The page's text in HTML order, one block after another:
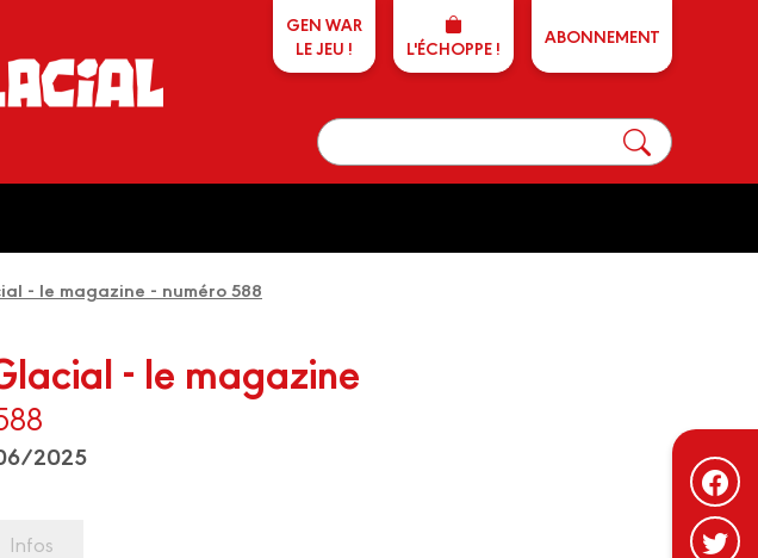
GEN WAR
LE JEU !
L'ÉCHOPPE ! ABONNEMENT
- le magazine - numéro 588
- le magazine
2025
Infos